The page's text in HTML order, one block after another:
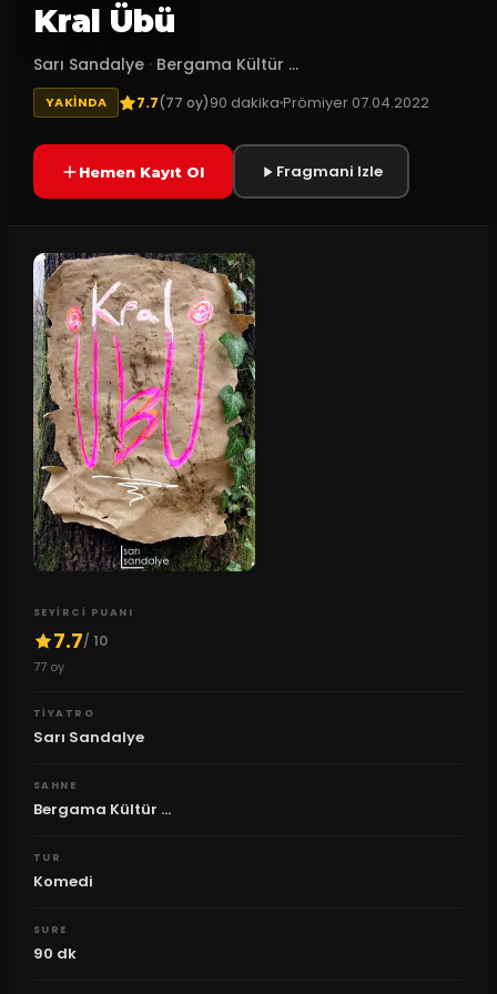
Kral Übü
Sarı Sandalye · Bergama Kültür ...
YAKINDA 7.7(77 oy)90 dakikaPrömiyer 07.04.2022
Hemen Kayıt Ol Fragmani Izle
SEYIRCI PUANI
7.7/ 10
77oy
TIYATRO
Sarı Sandalye
SAHNE
Bergama Kültür ...
TUR
Komedi
SURE
90 dk